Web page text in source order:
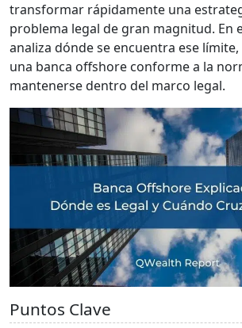
transformar rápidamente una
problema legal de gran magnitud. En
analiza dónde se encuentra ese
una banca offshore conforme a la
mantenerse dentro del marco legal.
Puntos Clave